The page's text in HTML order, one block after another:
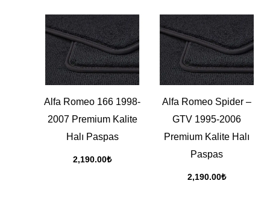
Alfa Romeo 166 1998-
2007 Premium Kalite
Halı Paspas
2,190.00₺
Alfa Romeo Spider –
GTV 1995-2006
Premium Kalite Halı
Paspas
2,190.00₺